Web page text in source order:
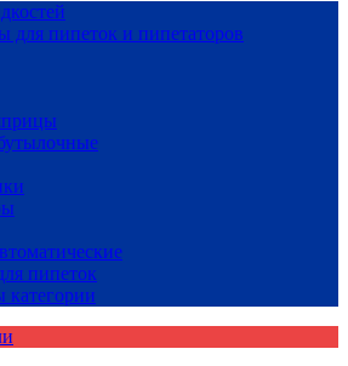
для пипеток и пипетаторов
пипеток
категории